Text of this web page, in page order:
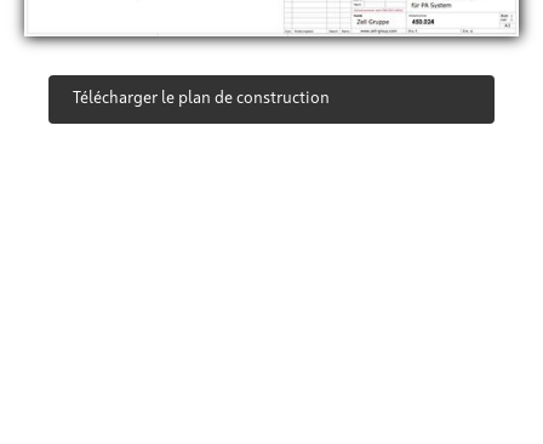
Télécharger le plan de construction